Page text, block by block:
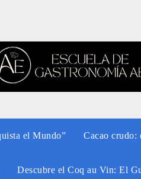
el Mundo” Cacao crudo:
Descubre el Coq au Vin: El